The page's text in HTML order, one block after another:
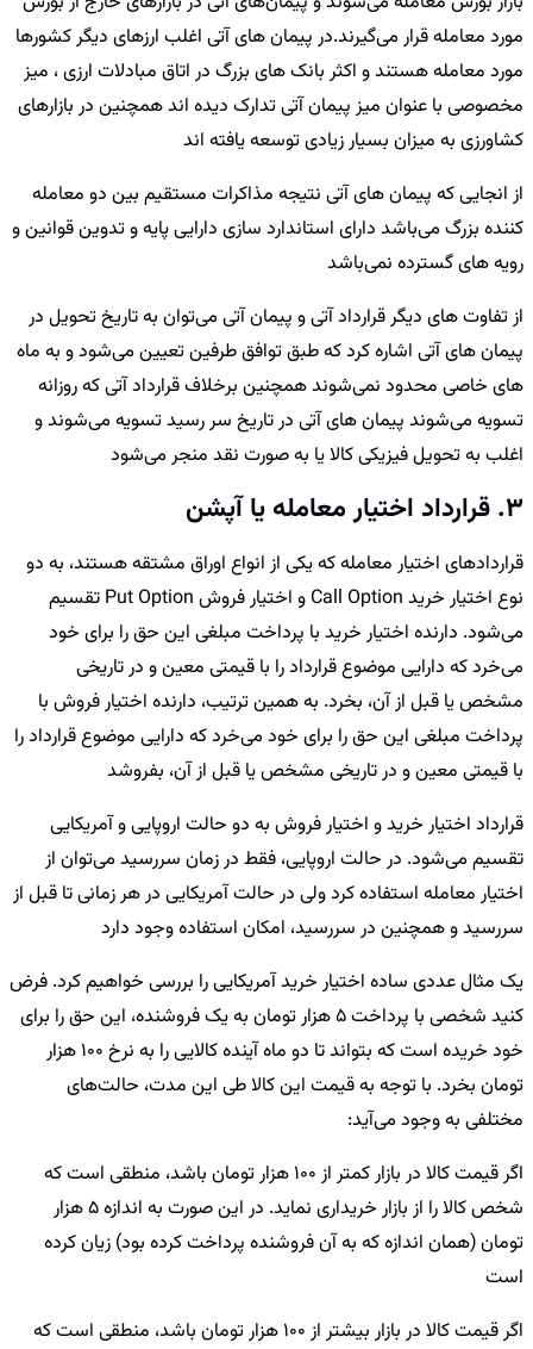
مورد معامله قرار می‌گیرند.در پیمان های آتی اغلب ارزهای دیگر کشورها
مورد معامله هستند و اکثر بانک های بزرگ در اتاق مبادلات ارزی ، میز
مخصوصی با عنوان میز پیمان آتی تدارک دیده اند همچنین در بازارهای
کشاورزی به میزان بسیار زیادی توسعه یافته اند
از انجایی که پیمان های آتی نتیجه مذاکرات مستقیم بین دو معامله
کننده بزرگ می‌باشد دارای استاندارد سازی دارایی پایه و تدوین قوانین و
رویه های گسترده نمی‌باشد
از تفاوت های دیگر قرارداد آتی و پیمان آتی می‌توان به تاریخ تحویل در
پیمان های آتی اشاره کرد که طبق توافق طرفین تعیین می‌شود و به ماه
های خاصی محدود نمی‌شوند همچنین برخلاف قرارداد آتی که روزانه
تسویه می‌شوند پیمان های آتی در تاریخ سر رسید تسویه می‌شوند و
اغلب به تحویل فیزیکی کالا یا به صورت نقد منجر می‌شود
3. قرارداد اختیار معامله یا آپشن
قراردادهای اختیار معامله که یکی از انواع اوراق مشتقه هستند، به دو
نوع اختیار خرید Call Option و اختیار فروش Put Option تقسیم
می‌شود. دارنده اختیار خرید با پرداخت مبلغی این حق را برای خود
می‌خرد که دارایی موضوع قرارداد را با قیمتی معین و در تاریخی
مشخص یا قبل از آن، بخرد. به همین ترتیب، دارنده اختیار فروش با
پرداخت مبلغی این حق را برای خود می‌خرد که دارایی موضوع قرارداد را
با قیمتی معین و در تاریخی مشخص یا قبل از آن، بفروشد
قرارداد اختیار خرید و اختیار فروش به دو حالت اروپایی و آمریکایی
تقسیم می‌شود. در حالت اروپایی، فقط در زمان سررسید می‌توان از
اختیار معامله استفاده کرد ولی در حالت آمریکایی در هر زمانی تا قبل از
سررسید و همچنین در سررسید، امکان استفاده وجود دارد
یک مثال عددی ساده اختیار خرید آمریکایی را بررسی خواهیم کرد. فرض
کنید شخصی با پرداخت 5 هزار تومان به یک فروشنده، این حق را برای
خود خریده است که بتواند تا دو ماه آینده کالایی را به نرخ 100 هزار
تومان بخرد. با توجه به قیمت این کالا طی این مدت، حالت‌های
مختلفی به وجود می‌آید:
اگر قیمت کالا در بازار کمتر از 100 هزار تومان باشد، منطقی است که
شخص کالا را از بازار خریداری نماید. در این صورت به اندازه 5 هزار
تومان (همان اندازه که به آن فروشنده پرداخت کرده بود) زیان کرده
است
اگر قیمت کالا در بازار بیشتر از 100 هزار تومان باشد، منطقی است که